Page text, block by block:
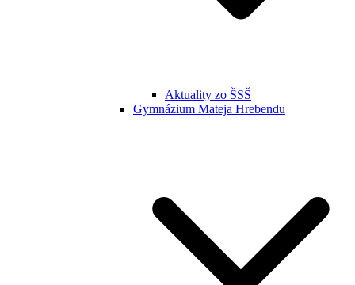
Aktuality zo ŠSŠ
Gymnázium Mateja Hrebendu